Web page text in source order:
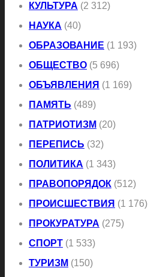
КУЛЬТУРА (2 312)
НАУКА (40)
ОБРАЗОВАНИЕ (1 193)
ОБЩЕСТВО (5 696)
ОБЪЯВЛЕНИЯ (1 169)
ПАМЯТЬ (489)
ПАТРИОТИЗМ (20)
ПЕРЕПИСЬ (32)
ПОЛИТИКА (1 343)
ПРАВОПОРЯДОК (512)
ПРОИСШЕСТВИЯ (1 176)
ПРОКУРАТУРА (275)
СПОРТ (1 533)
ТУРИЗМ (150)